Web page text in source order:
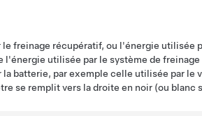
freinage récupératif, ou l'énergie utilisée
utilisée par le système de
batterie, par exemple celle utilisée par le
se remplit vers la droite en noir (ou blanc